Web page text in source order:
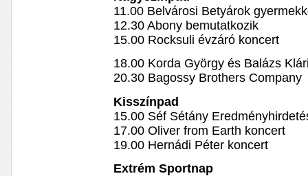
11.00 Belvárosi Betyárok
12.30 Abony bemutatkozik
15.00 Rocksuli évzáró koncert
18.00 Korda György és Balázs
20.30 Bagossy Brothers Company
Kisszínpad
15.00 Séf Sétány
17.00 Oliver from Earth koncert
19.00 Hernádi Péter koncert
Extrém Sportnap